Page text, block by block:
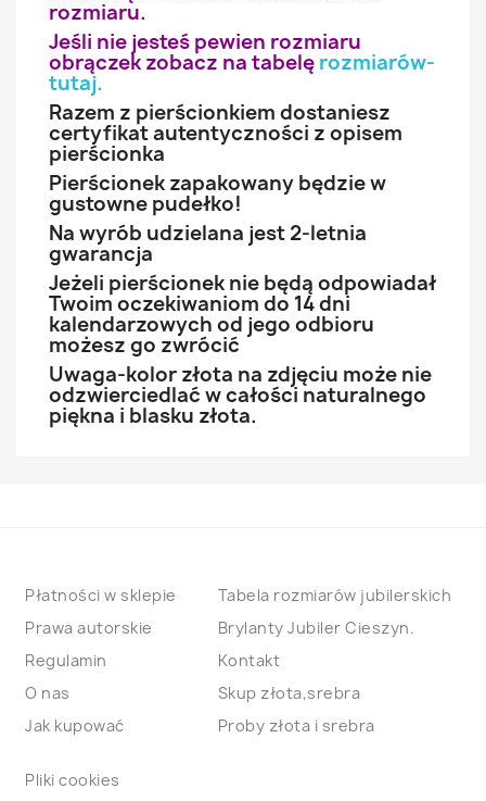
rozmiaru.
Jeśli nie jesteś pewien rozmiaru
obrączek zobacz na tabelę rozmiarów-
tutaj.
Razem z pierścionkiem dostaniesz
certyfikat autentyczności z opisem
pierścionka
Pierścionek zapakowany będzie w
gustowne pudełko!
Na wyrób udzielana jest 2-letnia
gwarancja
Jeżeli pierścionek nie będą odpowiadał
Twoim oczekiwaniom do 14 dni
kalendarzowych od jego odbioru
możesz go zwrócić
Uwaga-kolor złota na zdjęciu może nie
odzwierciedlać w całości naturalnego
piękna i blasku złota.
Płatności w sklepie
Prawa autorskie
Regulamin
O nas
Jak kupować
Tabela rozmiarów jubilerskich
Brylanty Jubiler Cieszyn.
Kontakt
Skup złota,srebra
Proby złota i srebra
Pliki cookies